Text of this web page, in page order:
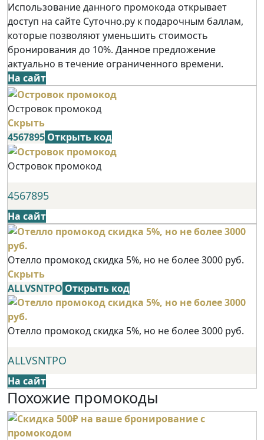
Использование данного промокода открывает
доступ на сайте Суточно.ру к подарочным баллам,
которые позволяют уменьшить стоимость
бронирования до 10%. Данное предложение
актуально в течение ограниченного времени.
На сайт
Островок промокод
Скрыть
4567895 Открыть код
Островок промокод
4567895
На сайт
Отелло промокод скидка 5%, но не более 3000 руб.
Скрыть
ALLVSNTPO Открыть код
Отелло промокод скидка 5%, но не более 3000 руб.
ALLVSNTPO
На сайт
Похожие промокоды